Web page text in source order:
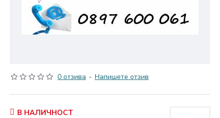
0 отзива - Напишете отзив
В НАЛИЧНОСТ